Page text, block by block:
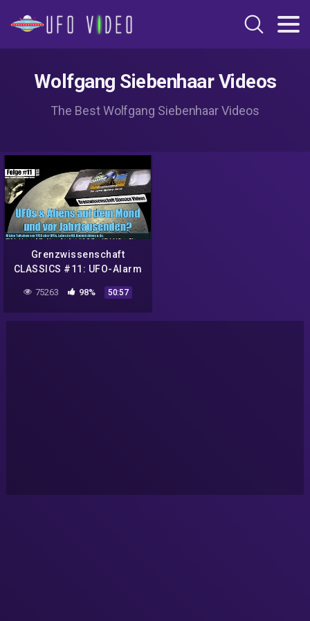
Wolfgang Siebenhaar Videos
The Best Wolfgang Siebenhaar Videos
Grenzwissenschaft
CLASSICS #11: UFO-Alarm
vor Jahrtausenden! TV-
Talkshow '93
75263 98% 50:57